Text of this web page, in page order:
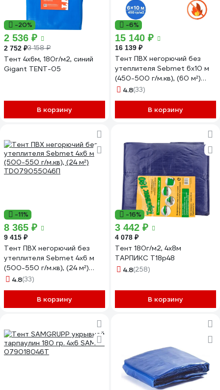
-20%
2 536 ₽
2 752 ₽3 158 ₽
Тент 4х6м, 180г/м2, синий
Gigant TENT-05
В корзину
-6%
15 140 ₽
16 139 ₽
Тент ПВХ негорючий без
утеплителя Sebmet 6x10 м
(450-500 г/м.кв), (60 м²)
TD0790450610П
4.8(33)
В корзину
-11%
8 365 ₽
9 415 ₽
Тент ПВХ негорючий без
утеплителя Sebmet 4x6 м
(500-550 г/м.кв), (24 м²)
TD079055046П
4.8(33)
В корзину
-16%
3 442 ₽
4 078 ₽
Тент 180г/м2, 4х8м
ТАРПИКС Т18р48
4.8(258)
В корзину